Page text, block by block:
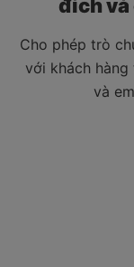
đích và
Cho phép trò
với khách
và